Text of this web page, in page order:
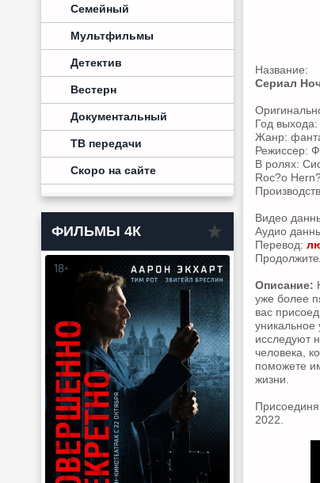
Семейный
Мультфильмы
Детектив
Вестерн
Документальный
ТВ передачи
Скоро на сайте
ФИЛЬМЫ 4К
Название:
Сериал
Год
Жанр:
Режиссер:
В ролях:
Roc?o
Видео
Аудио
Перевод:
Описание:
уже более
вас
уникальное
исследуют
человека,
поможете
жизни.
2022.